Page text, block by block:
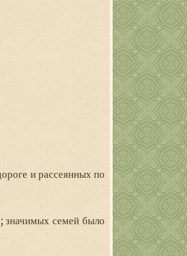
и рассеянных по
значимых семей было